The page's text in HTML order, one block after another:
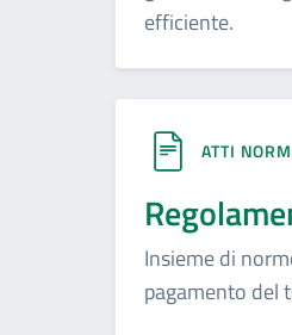
efficiente.
ATTI
Insieme di
pagamento del